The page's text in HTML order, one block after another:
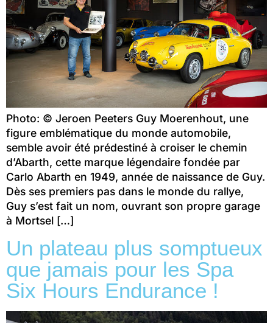
Photo: © Jeroen Peeters Guy Moerenhout, une
figure emblématique du monde automobile,
semble avoir été prédestiné à croiser le chemin
d’Abarth, cette marque légendaire fondée par
Carlo Abarth en 1949, année de naissance de Guy.
Dès ses premiers pas dans le monde du rallye,
Guy s’est fait un nom, ouvrant son propre garage
à Mortsel […]
Un plateau plus somptueux
que jamais pour les Spa
Six Hours Endurance !